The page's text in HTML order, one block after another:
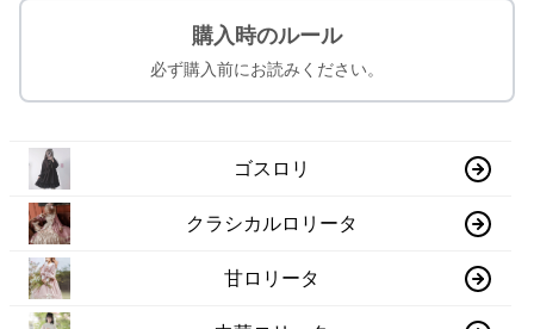
購入時のルール
必ず購入前にお読みください。
ゴスロリ
クラシカルロリータ
甘ロリータ